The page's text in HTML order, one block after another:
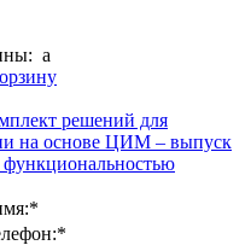
a
решений для
на основе ЦИМ – выпуск
*
*